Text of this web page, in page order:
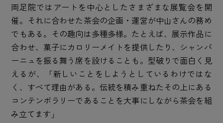
両足院ではアートを中心としたさまざまな展覧会を開
催。それに合わせた茶会の企画・運営が中山さんの務め
でもある。その趣向は多種多様。たとえば、展示作品に
合わせ、菓子にカロリーメイトを提供したり、シャンパ
ーニュを振る舞う席を設けることも。型破りで面白く見
えるが、「新しいことをしようとしているわけではな
く、すべて理由がある。伝統を積み重ねたその上にある
コンテンポラリーであることを大事にしながら茶会を組
み立てます」